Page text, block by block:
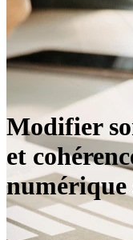
Modifier
et
numérique